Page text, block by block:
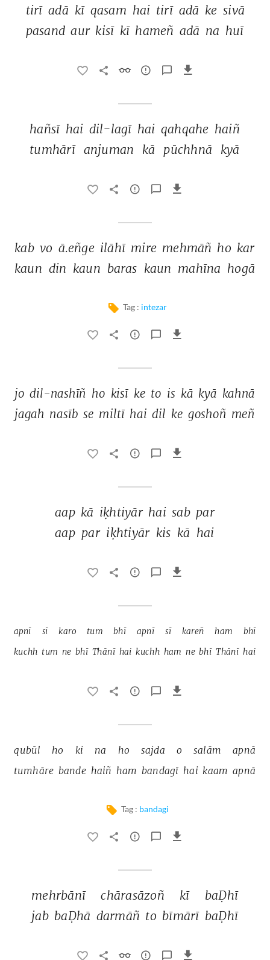
tirī adā kī qasam hai tirī adā ke sivā
pasand aur kisī kī hameñ adā na huī
hañsī hai dil-lagī hai qahqahe haiñ
tumhārī anjuman kā pūchhnā kyā
kab vo ā.eñge ilāhī mire mehmāñ ho kar
kaun din kaun baras kaun mahīna hogā
Tag : intezar
jo dil-nashīñ ho kisī ke to is kā kyā kahnā
jagah nasīb se miltī hai dil ke goshoñ meñ
aap kā iḳhtiyār hai sab par
aap par iḳhtiyār kis kā hai
apnī sī karo tum bhī apnī sī kareñ ham
bhī
kuchh tum ne bhī Thānī hai kuchh ham ne bhī Thānī hai
qubūl ho ki na ho sajda o salām
apnā
tumhāre bande haiñ ham bandagī hai kaam apnā
Tag : bandagi
mehrbānī chārasāzoñ kī
baḌhī
jab baḌhā darmāñ to bīmārī baḌhī